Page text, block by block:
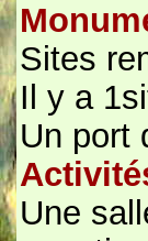
Sites
Il y a
Un port
Une